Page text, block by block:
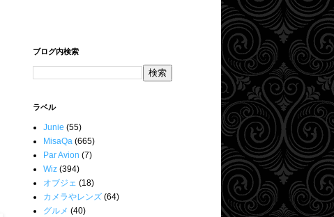
ブログ内検索
ラベル
Junie (55)
MisaQa (665)
Par Avion (7)
Wiz (394)
オブジェ (18)
カメラやレンズ (64)
グルメ (40)